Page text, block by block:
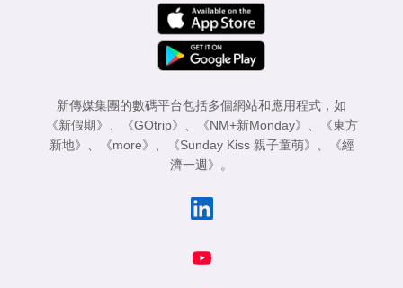
新傳媒集團的數碼平台包括多個網站和應用程式，如
《新假期》 、 《GOtrip》 、 《NM+新Monday》 、
《東方
新地》 、 《more》 、 《Sunday Kiss 親子童萌》 、
《經
濟一週》 。